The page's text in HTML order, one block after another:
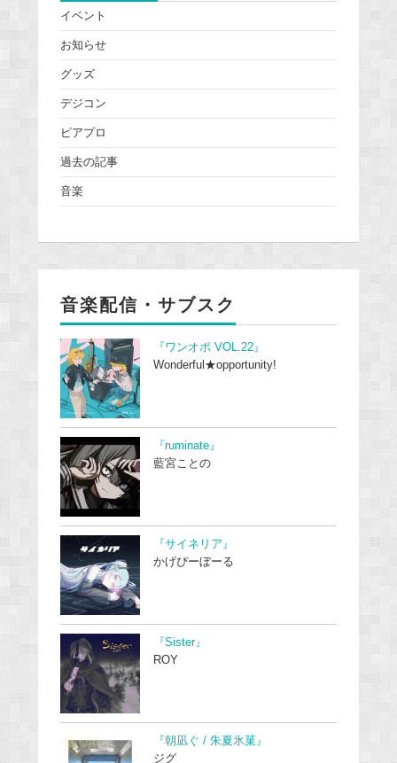
イベント
お知らせ
グッズ
デジコン
ピアプロ
過去の記事
音楽
音楽配信・サブスク
『ワンオポ VOL.22』
Wonderful★opportunity!
『ruminate』
藍宮ことの
『サイネリア』
かげぴーぼーる
『Sister』
ROY
『朝凪ぐ / 朱夏氷菓』
ジグ